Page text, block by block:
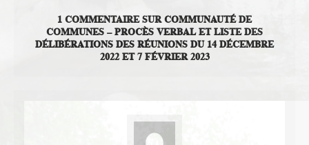
1 COMMENTAIRE SUR COMMUNAUTÉ DE
COMMUNES – PROCÈS VERBAL ET LISTE DES
DÉLIBÉRATIONS DES RÉUNIONS DU 14 DÉCEMBRE
2022 ET 7 FÉVRIER 2023